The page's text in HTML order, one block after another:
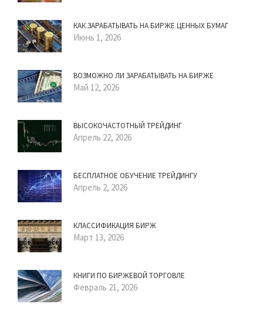
КАК ЗАРАБАТЫВАТЬ НА БИРЖЕ ЦЕННЫХ БУМАГ
Июнь 1, 2026
ВОЗМОЖНО ЛИ ЗАРАБАТЫВАТЬ НА БИРЖЕ
Май 12, 2026
ВЫСОКОЧАСТОТНЫЙ ТРЕЙДИНГ
Апрель 22, 2026
БЕСПЛАТНОЕ ОБУЧЕНИЕ ТРЕЙДИНГУ
Апрель 2, 2026
КЛАССИФИКАЦИЯ БИРЖ
Март 13, 2026
КНИГИ ПО БИРЖЕВОЙ ТОРГОВЛЕ
Февраль 21, 2026